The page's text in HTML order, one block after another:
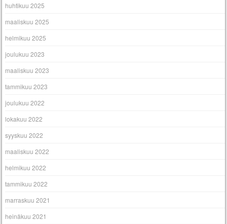
huhtikuu 2025
maaliskuu 2025
helmikuu 2025
joulukuu 2023
maaliskuu 2023
tammikuu 2023
joulukuu 2022
lokakuu 2022
syyskuu 2022
maaliskuu 2022
helmikuu 2022
tammikuu 2022
marraskuu 2021
heinäkuu 2021